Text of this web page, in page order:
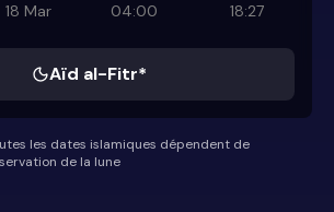
18 Mar 04:00 18:27
Aïd al-Fitr*
les dates islamiques dépendent de
de la lune